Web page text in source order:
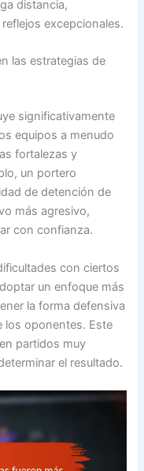
distancia,
excepcionales.
las estrategias de
significativamente
equipos a menudo
fortalezas y
un portero
de detención de
más agresivo,
con confianza.
con ciertos
un enfoque más
la forma defensiva
los oponentes. Este
partidos muy
el resultado.